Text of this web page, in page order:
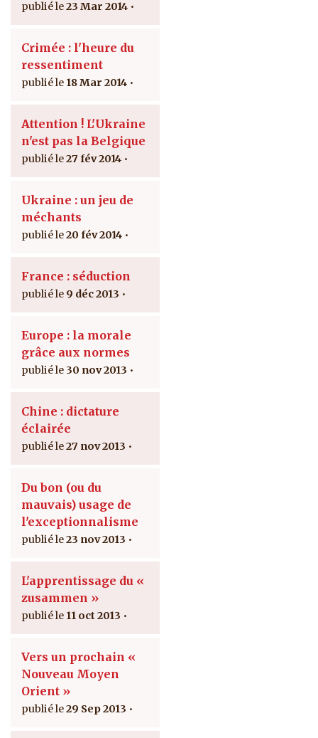
23 Mar 2014
Crimée : l'heure du
ressentiment
18 Mar 2014
Attention ! L'Ukraine
n'est pas la Belgique
27 fév 2014
Ukraine : un jeu de
méchants
20 fév 2014
France : séduction
9 déc 2013
Europe : la morale
grâce aux normes
30 nov 2013
Chine : dictature
éclairée
27 nov 2013
Du bon (ou du
mauvais) usage de
l'exceptionnalisme
23 nov 2013
L'apprentissage du «
zusammen »
11 oct 2013
Vers un prochain «
Nouveau Moyen
Orient »
29 Sep 2013